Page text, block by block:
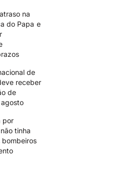
na
do Papa e
de
receber
de
por
tinha